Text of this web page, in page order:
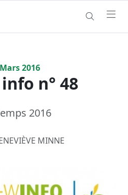
Mars2016
info n° 48
2016
MINNE